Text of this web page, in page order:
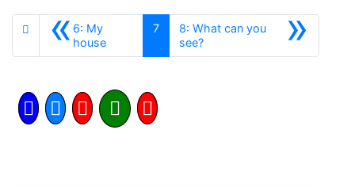
«6: My
houseAnterior
7 »
8: What can you
see?Siguiente